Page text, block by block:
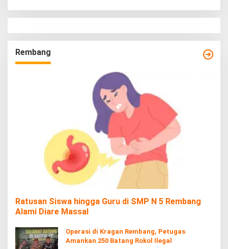
Rembang
Ratusan Siswa hingga Guru di SMP N 5 Rembang
Alami Diare Massal
Operasi di Kragan Rembang, Petugas
Amankan 250 Batang Rokol Ilegal